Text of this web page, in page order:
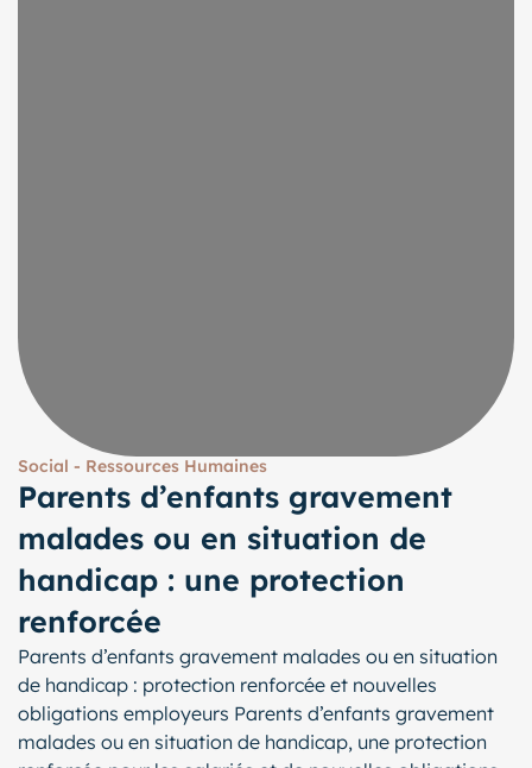
Social - Ressources Humaines
Parents d’enfants gravement
malades ou en situation de
handicap : une protection
renforcée
Parents d’enfants gravement malades ou en situation
de handicap : protection renforcée et nouvelles
obligations employeurs Parents d’enfants gravement
malades ou en situation de handicap, une protection